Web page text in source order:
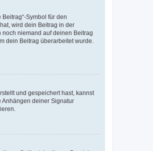
Symbol für den
wird dein Beitrag in der
niemand auf deinen Beitrag
dein Beitrag überarbeitet wurde.
und gespeichert hast, kannst
Anhängen deiner Signatur